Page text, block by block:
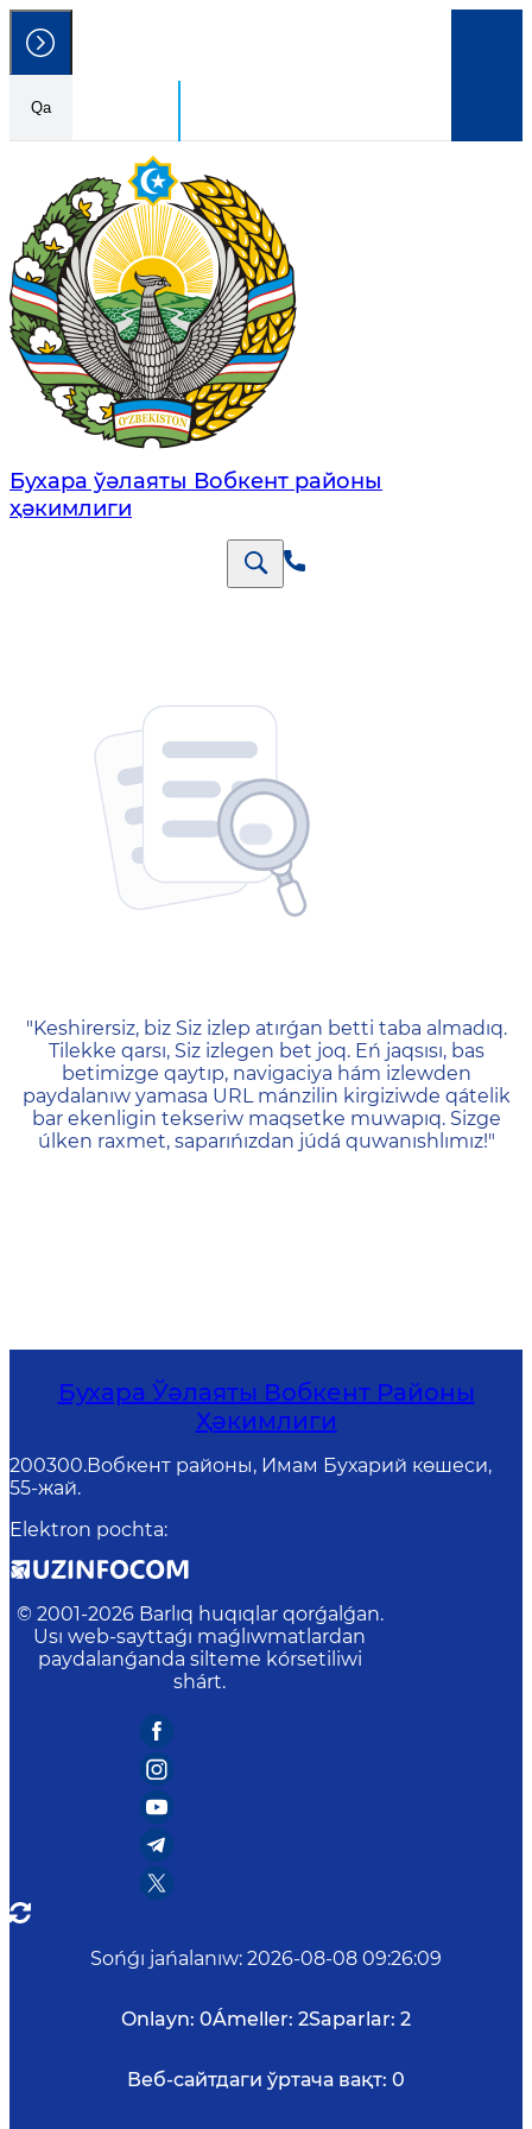
Qa
Ózbekstan Respublikası
Húkimetlik portalı
Бухара ўәлаяты Вобкент районы
ҳәкимлиги
404 — Страница не
"Keshirersiz, biz Siz izlep atırǵan betti taba almadıq.
Tilekke qarsı, Siz izlegen bet joq. Eń jaqsısı, bas
betimizge qaytıp, navigaciya hám izlewden
paydalanıw yamasa URL mánzilin kirgiziwde qátelik
bar ekenligin tekseriw maqsetke muwapıq. Sizge
úlken raxmet, saparıńızdan júdá quwanıshlımız!"
Бухара Ўәлаяты Вобкент Районы
Ҳәкимлиги
200300.Вобкент районы, Имам Бухарий көшеси,
55-жай.
Elektron pochta:
© 2001-2026 Barlıq huqıqlar qorǵalǵan.
Usı web-sayttaǵı maǵlıwmatlardan
paydalanǵanda silteme kórsetiliwi
shárt.
Sońǵı jańalanıw: 2026-08-08 09:26:09
Onlayn: 0Ámeller: 2Saparlar: 2
Веб-сайтдаги ўртача вақт: 0